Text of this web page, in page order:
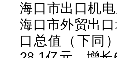
海口市出口机
海口市外贸出
口总值（下同